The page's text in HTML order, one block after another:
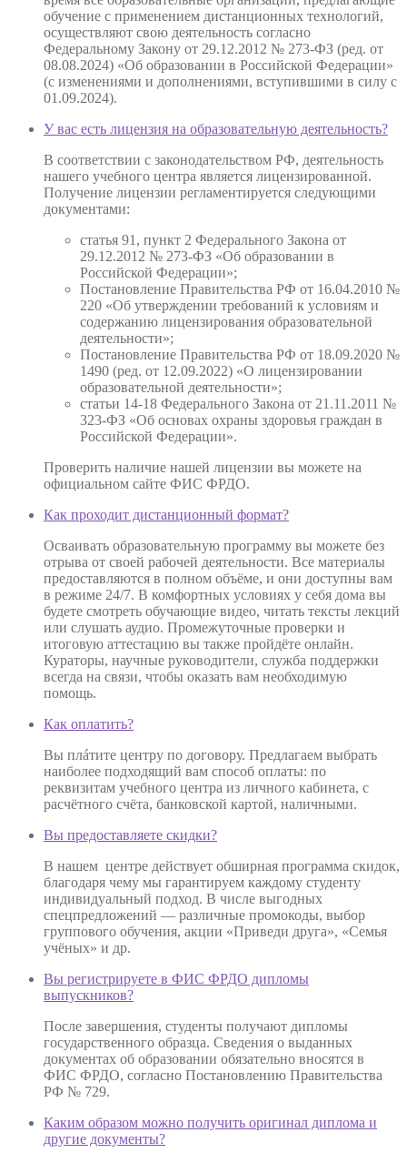
обучение с применением дистанционных технологий,
осуществляют свою деятельность согласно
Федеральному Закону от 29.12.2012 № 273-ФЗ (ред. от
08.08.2024) «Об образовании в Российской Федерации»
(с изменениями и дополнениями, вступившими в силу с
01.09.2024).
У вас есть лицензия на образовательную деятельность?
В соответствии с законодательством РФ, деятельность
нашего учебного центра является лицензированной.
Получение лицензии регламентируется следующими
документами:
статья 91, пункт 2 Федерального Закона от
29.12.2012 № 273-ФЗ «Об образовании в
Российской Федерации»;
Постановление Правительства РФ от 16.04.2010 №
220 «Об утверждении требований к условиям и
содержанию лицензирования образовательной
деятельности»;
Постановление Правительства РФ от 18.09.2020 №
1490 (ред. от 12.09.2022) «О лицензировании
образовательной деятельности»;
статьи 14-18 Федерального Закона от 21.11.2011 №
323-ФЗ «Об основах охраны здоровья граждан в
Российской Федерации».
Проверить наличие нашей лицензии вы можете на
официальном сайте ФИС ФРДО.
Как проходит дистанционный формат?
Осваивать образовательную программу вы можете без
отрыва от своей рабочей деятельности. Все материалы
предоставляются в полном объёме, и они доступны вам
в режиме 24/7. В комфортных условиях у себя дома вы
будете смотреть обучающие видео, читать тексты лекций
или слушать аудио. Промежуточные проверки и
итоговую аттестацию вы также пройдёте онлайн.
Кураторы, научные руководители, служба поддержки
всегда на связи, чтобы оказать вам необходимую
помощь.
Как оплатить?
Вы плáтите центру по договору. Предлагаем выбрать
наиболее подходящий вам способ оплаты: по
реквизитам учебного центра из личного кабинета, с
расчётного счёта, банковской картой, наличными.
Вы предоставляете скидки?
В нашем центре действует обширная программа скидок,
благодаря чему мы гарантируем каждому студенту
индивидуальный подход. В числе выгодных
спецпредложений — различные промокоды, выбор
группового обучения, акции «Приведи друга», «Семья
учёных» и др.
Вы регистрируете в ФИС ФРДО дипломы
выпускников?
После завершения, студенты получают дипломы
государственного образца. Сведения о выданных
документах об образовании обязательно вносятся в
ФИС ФРДО, согласно Постановлению Правительства
РФ № 729.
Каким образом можно получить оригинал диплома и
другие документы?